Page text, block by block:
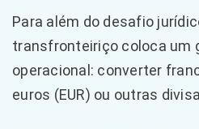
Para além do desafio
transfronteiriço coloca um
operacional: converter
euros (EUR) ou outras